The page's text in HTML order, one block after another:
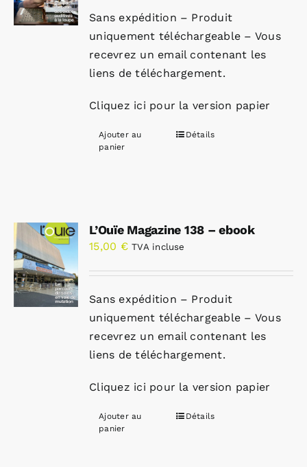
Sans expédition – Produit
uniquement téléchargeable – Vous
recevrez un email contenant les
liens de téléchargement.
Cliquez ici pour la version papier
Ajouter au
panier
Détails
L’Ouïe Magazine 138 – ebook
15,00 € TVA incluse
Sans expédition – Produit
uniquement téléchargeable – Vous
recevrez un email contenant les
liens de téléchargement.
Cliquez ici pour la version papier
Ajouter au
panier
Détails